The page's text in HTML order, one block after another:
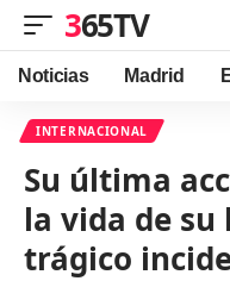
365TV
Noticias Madrid
INTERNACIONAL
Su última
la vida de
trágico